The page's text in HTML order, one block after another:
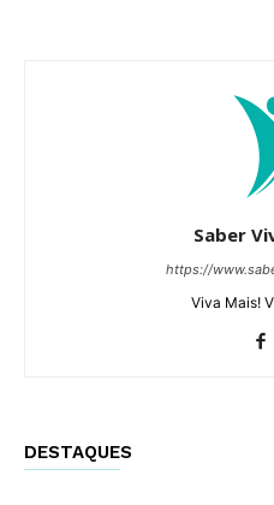
Saber
https://
Viva Mais!
DESTAQUES